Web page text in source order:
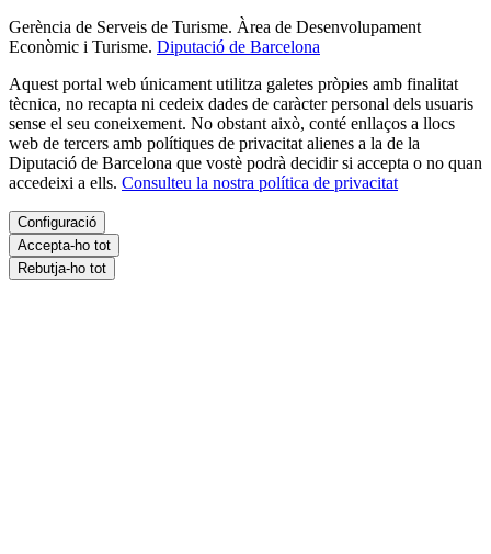
Gerència de Serveis de Turisme. Àrea de Desenvolupament
Econòmic i Turisme. Diputació de Barcelona
Aquest portal web únicament utilitza galetes pròpies amb finalitat
tècnica, no recapta ni cedeix dades de caràcter personal dels usuaris
sense el seu coneixement. No obstant això, conté enllaços a llocs
web de tercers amb polítiques de privacitat alienes a la de la
Diputació de Barcelona que vostè podrà decidir si accepta o no quan
accedeixi a ells. Consulteu la nostra política de privacitat
Configuració
Accepta-ho tot
Rebutja-ho tot